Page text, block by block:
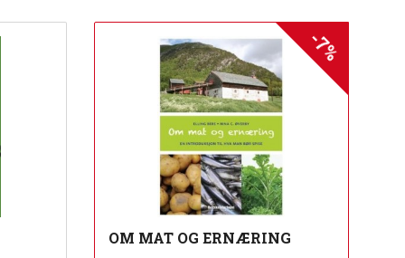
OM MAT OG ERNÆRING
-7%